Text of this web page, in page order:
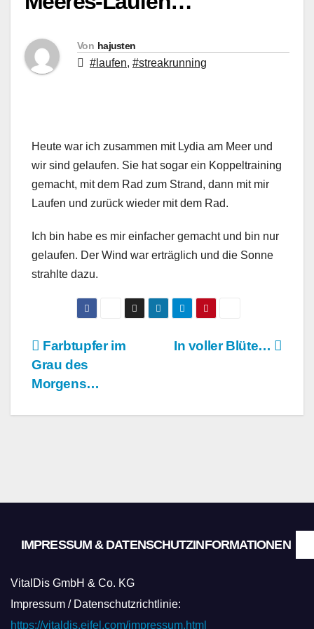
Von hajusten
#laufen, #streakrunning
Heute war ich zusammen mit Lydia am Meer und
wir sind gelaufen. Sie hat sogar ein Koppeltraining
gemacht, mit dem Rad zum Strand, dann mit mir
Laufen und zurück wieder mit dem Rad.
Ich bin habe es mir einfacher gemacht und bin nur
gelaufen. Der Wind war erträglich und die Sonne
strahlte dazu.
BeitragsnavigationIn voller Blüte…
Farbtupfer im
Grau des
Morgens…
IMPRESSUM & DATENSCHUTZINFORMATIONEN
VitalDis GmbH & Co. KG
Impressum / Datenschutzrichtlinie:
https://vitaldis.eifel.com/impressum.html